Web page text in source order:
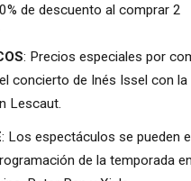
de descuento al comprar 2
: Precios especiales por
concierto de Inés Issel con la
Lescaut.
: Los espectáculos se pueden
de la temporada